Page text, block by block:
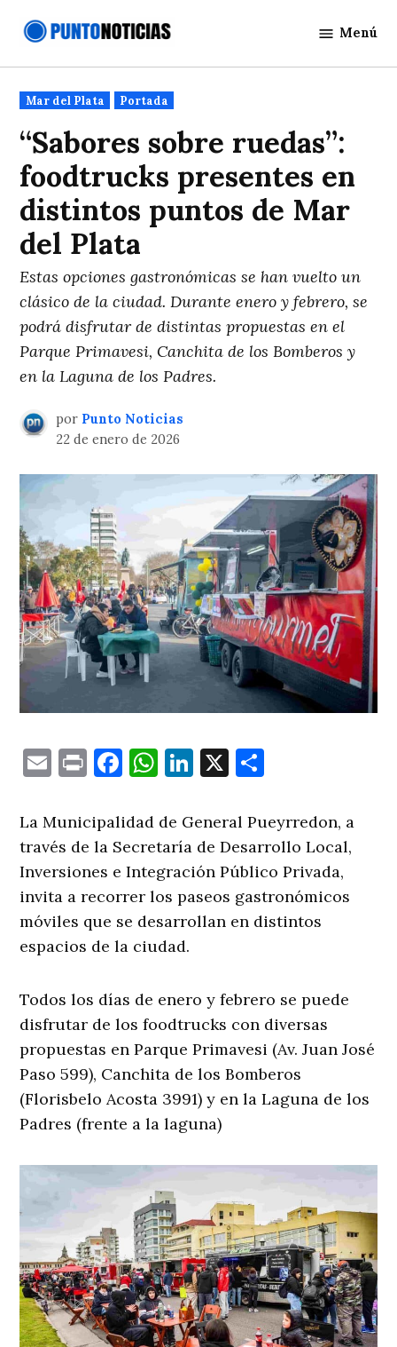
Noticias
Menú
Publicado
en
Mar del Plata Portada
“Sabores sobre ruedas”:
foodtrucks presentes en
distintos puntos de Mar
del Plata
Estas opciones gastronómicas se han vuelto un
clásico de la ciudad. Durante enero y febrero, se
podrá disfrutar de distintas propuestas en el
Parque Primavesi, Canchita de los Bomberos y
en la Laguna de los Padres.
por Punto Noticias
22 de enero de 2026
EmailPrintFacebook
WhatsApp
LinkedIn
X
La Municipalidad de General Pueyrredon, a
través de la Secretaría de Desarrollo Local,
Inversiones e Integración Público Privada,
invita a recorrer los paseos gastronómicos
móviles que se desarrollan en distintos
espacios de la ciudad.
Todos los días de enero y febrero se puede
disfrutar de los foodtrucks con diversas
propuestas en Parque Primavesi (Av. Juan José
Paso 599), Canchita de los Bomberos
(Florisbelo Acosta 3991) y en la Laguna de los
Padres (frente a la laguna)